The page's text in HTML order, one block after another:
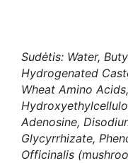
Sudėtis: Water,
Hydrogenated
Wheat Amino
Adenosine,
Glycyrrhizate,
Officinalis